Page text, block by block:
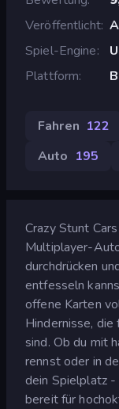
Veröffentlicht
Spiel-Engine
Plattform
Fahren 122
Auto 195
Crazy Stunt
Multiplayer-
durchdrücken
entfesseln
offene Karten
Hindernisse,
sind. Ob du mit
rennst oder in
dein Spielplatz -
bereit für